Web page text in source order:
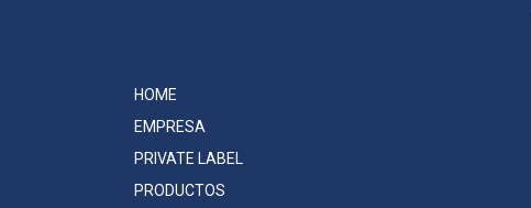
HOME
EMPRESA
PRIVATE LABEL
PRODUCTOS